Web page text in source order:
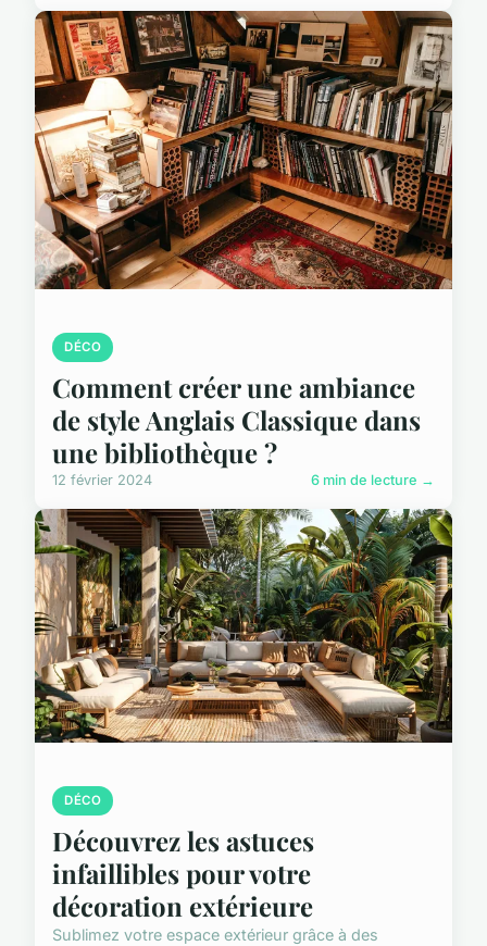
DÉCO
Comment créer une ambiance
de style Anglais Classique dans
une bibliothèque ?
12 février 2024 6 min de lecture →
DÉCO
Découvrez les astuces
infaillibles pour votre
décoration extérieure
Sublimez votre espace extérieur grâce à des